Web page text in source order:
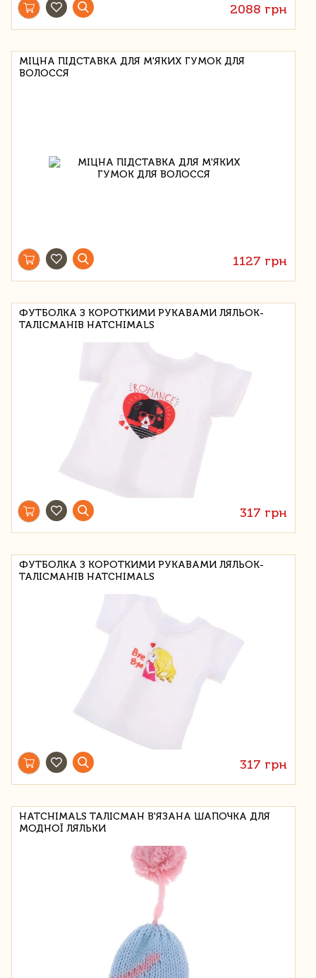
2088 грн
МІЦНА ПІДСТАВКА ДЛЯ М'ЯКИХ ГУМОК ДЛЯ
ВОЛОССЯ
1127 грн
ФУТБОЛКА З КОРОТКИМИ РУКАВАМИ ЛЯЛЬОК-
ТАЛІСМАНІВ HATCHIMALS
317 грн
ФУТБОЛКА З КОРОТКИМИ РУКАВАМИ ЛЯЛЬОК-
ТАЛІСМАНІВ HATCHIMALS
317 грн
HATCHIMALS ТАЛІСМАН В'ЯЗАНА ШАПОЧКА ДЛЯ
МОДНОЇ ЛЯЛЬКИ